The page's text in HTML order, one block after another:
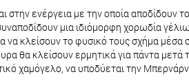
ενέργεια με την οποία αποδίδουν
μια ιδιόμορφη χορωδία
κλείσουν το φυσικό τους σχήμα
θα κλείσουν ερμητικά για πάντα μετά
χαμόγελο, να υποδύεται την